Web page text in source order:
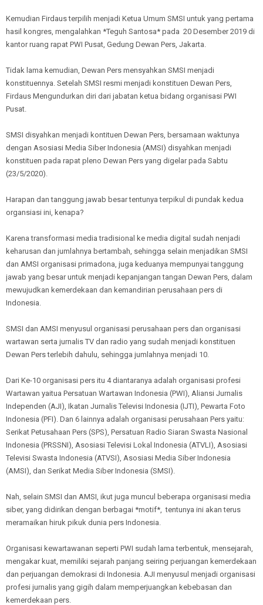
Kemudian Firdaus terpilih menjadi Ketua Umum SMSI untuk yang pertama
hasil kongres, mengalahkan *Teguh Santosa* pada 20 Desember 2019 di
kantor ruang rapat PWI Pusat, Gedung Dewan Pers, Jakarta.
Tidak lama kemudian, Dewan Pers mensyahkan SMSI menjadi
konstituennya. Setelah SMSI resmi menjadi konstituen Dewan Pers,
Firdaus Mengundurkan diri dari jabatan ketua bidang organisasi PWI
Pusat.
SMSI disyahkan menjadi kontituen Dewan Pers, bersamaan waktunya
dengan Asosiasi Media Siber Indonesia (AMSI) disyahkan menjadi
konstituen pada rapat pleno Dewan Pers yang digelar pada Sabtu
(23/5/2020).
Harapan dan tanggung jawab besar tentunya terpikul di pundak kedua
organsiasi ini, kenapa?
Karena transformasi media tradisional ke media digital sudah nenjadi
keharusan dan jumlahnya bertambah, sehingga selain menjadikan SMSI
dan AMSI organisasi primadona, juga keduanya mempunyai tanggung
jawab yang besar untuk menjadi kepanjangan tangan Dewan Pers, dalam
mewujudkan kemerdekaan dan kemandirian perusahaan pers di
Indonesia.
SMSI dan AMSI menyusul organisasi perusahaan pers dan organisasi
wartawan serta jurnalis TV dan radio yang sudah menjadi konstituen
Dewan Pers terlebih dahulu, sehingga jumlahnya menjadi 10.
Dari Ke-10 organisasi pers itu 4 diantaranya adalah organisasi profesi
Wartawan yaitua Persatuan Wartawan Indonesia (PWI), Aliansi Jurnalis
Independen (AJI), Ikatan Jurnalis Televisi Indonesia (IJTI), Pewarta Foto
Indonesia (PFI). Dan 6 lainnya adalah organisasi perusahaan Pers yaitu:
Serikat Petusahaan Pers (SPS), Persatuan Radio Siaran Swasta Nasional
Indonesia (PRSSNI), Asosiasi Televisi Lokal Indonesia (ATVLI), Asosiasi
Televisi Swasta Indonesia (ATVSI), Asosiasi Media Siber Indonesia
(AMSI), dan Serikat Media Siber Indonesia (SMSI).
Nah, selain SMSI dan AMSI, ikut juga muncul beberapa organisasi media
siber, yang didirikan dengan berbagai *motif*, tentunya ini akan terus
meramaikan hiruk pikuk dunia pers Indonesia.
Organisasi kewartawanan seperti PWI sudah lama terbentuk, mensejarah,
mengakar kuat, memiliki sejarah panjang seiring perjuangan kemerdekaan
dan perjuangan demokrasi di Indonesia. AJI menyusul menjadi organisasi
profesi jurnalis yang gigih dalam memperjuangkan kebebasan dan
kemerdekaan pers.